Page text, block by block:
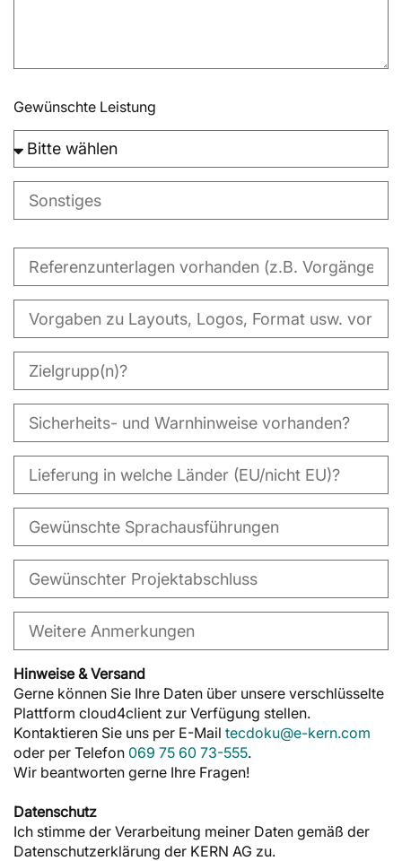
Gewünschte Leistung
Hinweise & Versand
Gerne können Sie Ihre Daten über unsere verschlüsselte
Plattform cloud4client zur Verfügung stellen.
Kontaktieren Sie uns per E-Mail tecdoku@e-kern.com
oder per Telefon 069 75 60 73-555.
Wir beantworten gerne Ihre Fragen!
Datenschutz
Ich stimme der Verarbeitung meiner Daten gemäß der
Datenschutzerklärung der KERN AG zu.